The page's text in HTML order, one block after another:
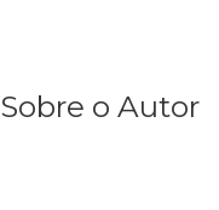
Sobre o Autor